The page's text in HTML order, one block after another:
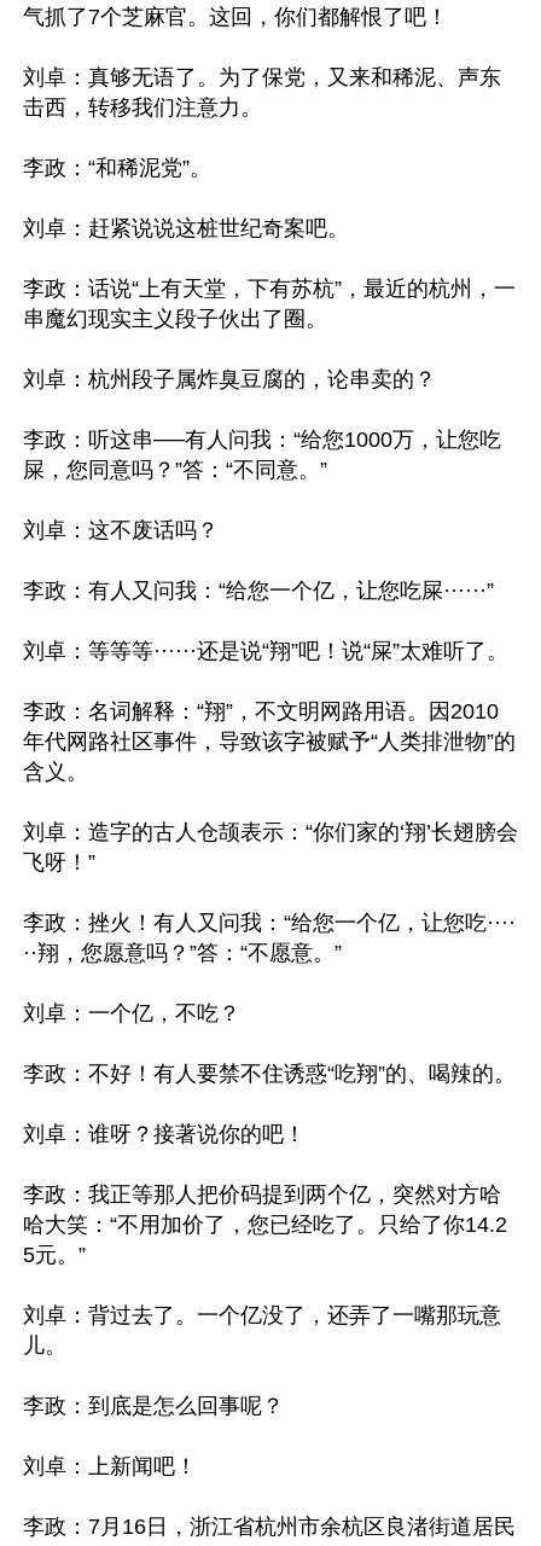
气抓了7个芝麻官。这回，你们都解恨了吧！
刘卓：真够无语了。为了保党，又来和稀泥、声东
击西，转移我们注意力。
李政：“和稀泥党”。
刘卓：赶紧说说这桩世纪奇案吧。
李政：话说“上有天堂，下有苏杭”，最近的杭州，一
串魔幻现实主义段子伙出了圈。
刘卓：杭州段子属炸臭豆腐的，论串卖的？
李政：听这串──有人问我：“给您1000万，让您吃
屎，您同意吗？”答：“不同意。”
刘卓：这不废话吗？
李政：有人又问我：“给您一个亿，让您吃屎······”
刘卓：等等等······还是说“翔”吧！说“屎”太难听了。
李政：名词解释：“翔”，不文明网路用语。因2010
年代网路社区事件，导致该字被赋予“人类排泄物”的
含义。
刘卓：造字的古人仓颉表示：“你们家的‘翔’长翅膀会
飞呀！”
李政：挫火！有人又问我：“给您一个亿，让您吃····
··翔，您愿意吗？”答：“不愿意。”
刘卓：一个亿，不吃？
李政：不好！有人要禁不住诱惑“吃翔”的、喝辣的。
刘卓：谁呀？接著说你的吧！
李政：我正等那人把价码提到两个亿，突然对方哈
哈大笑：“不用加价了，您已经吃了。只给了你14.2
5元。”
刘卓：背过去了。一个亿没了，还弄了一嘴那玩意
儿。
李政：到底是怎么回事呢？
刘卓：上新闻吧！
李政：7月16日，浙江省杭州市余杭区良渚街道居民